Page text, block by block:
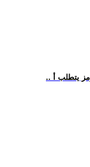
يتطلب أ